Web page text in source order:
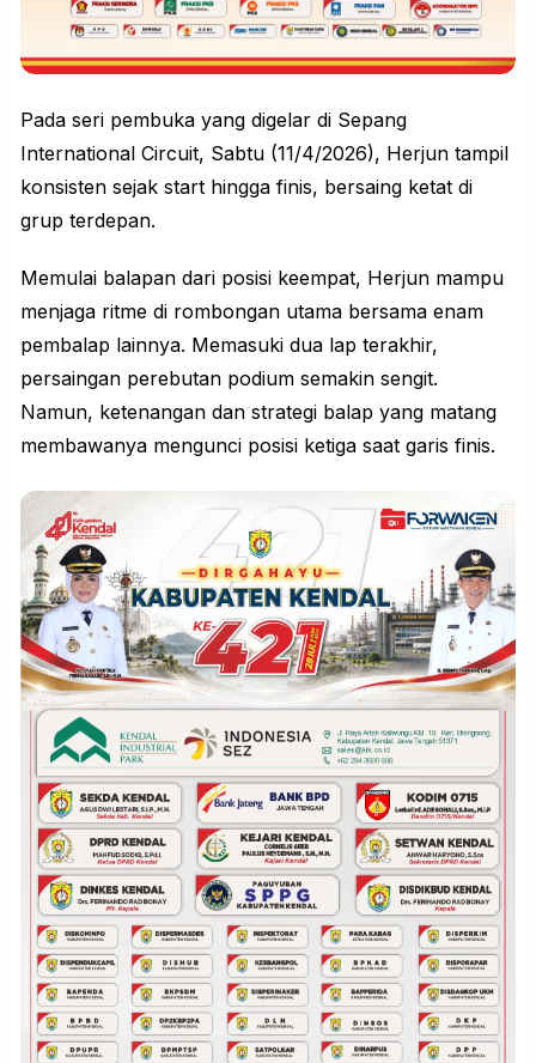
Pada seri pembuka yang digelar di Sepang
International Circuit, Sabtu (11/4/2026), Herjun tampil
konsisten sejak start hingga finis, bersaing ketat di
grup terdepan.
Memulai balapan dari posisi keempat, Herjun mampu
menjaga ritme di rombongan utama bersama enam
pembalap lainnya. Memasuki dua lap terakhir,
persaingan perebutan podium semakin sengit.
Namun, ketenangan dan strategi balap yang matang
membawanya mengunci posisi ketiga saat garis finis.